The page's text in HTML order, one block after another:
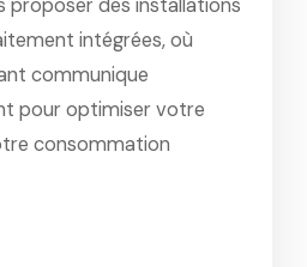
proposer des installations
intégrées, où
communique
pour optimiser votre
consommation